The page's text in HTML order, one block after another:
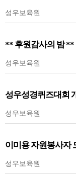
성우보육원
** 후원감사의 밤
성우보육원
성우성경퀴즈대회
성우보육원
이미용 자원봉사자
성우보육원